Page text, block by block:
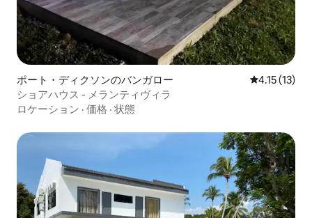
ポート・ディクソンのバンガロー レビュー13
4.15 (13)
ショアハウス - メランティヴィラ
ロケーション · 価格 · 状態